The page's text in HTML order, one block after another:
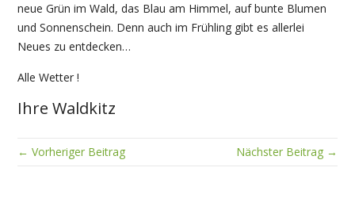
neue Grün im Wald, das Blau am Himmel, auf bunte Blumen
und Sonnenschein. Denn auch im Frühling gibt es allerlei
Neues zu entdecken…
Alle Wetter !
Ihre Waldkitz
← Vorheriger Beitrag Nächster Beitrag →